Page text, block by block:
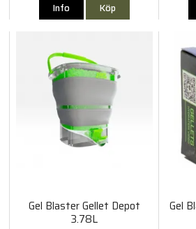
Info Köp
Gel Blaster Gellet Depot
3.78L
Gel